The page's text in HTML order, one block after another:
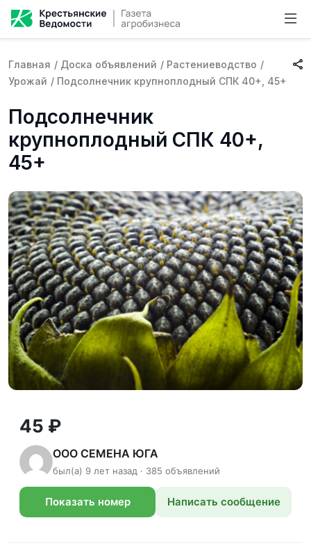
Главная / Доска объявлений / Растениеводство /
Урожай / Подсолнечник крупноплодный СПК 40+, 45+
Подсолнечник
крупноплодный СПК 40+,
45+
45 ₽
ООО СЕМЕНА ЮГА
был(а) 9 лет назад · 385 объявлений
Показать номер Написать сообщение